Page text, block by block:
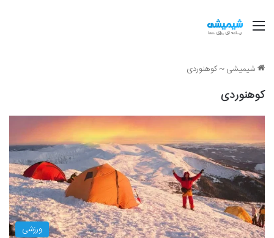
منو
شیمیشی~کوهنوردی
کوهنوردی
ورزشی